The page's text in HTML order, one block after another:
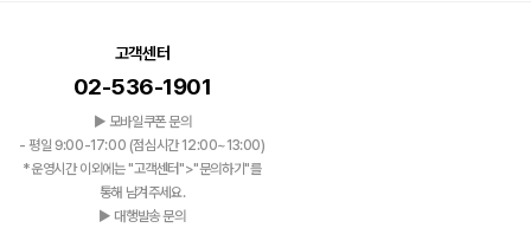
고객센터
02-536-1901
▶ 모바일쿠폰 문의
- 평일 9:00-17:00 (점심시간 12:00~13:00)
*운영시간 이외에는 "고객센터">"문의하기"를
통해 남겨주세요.
▶ 대행발송 문의